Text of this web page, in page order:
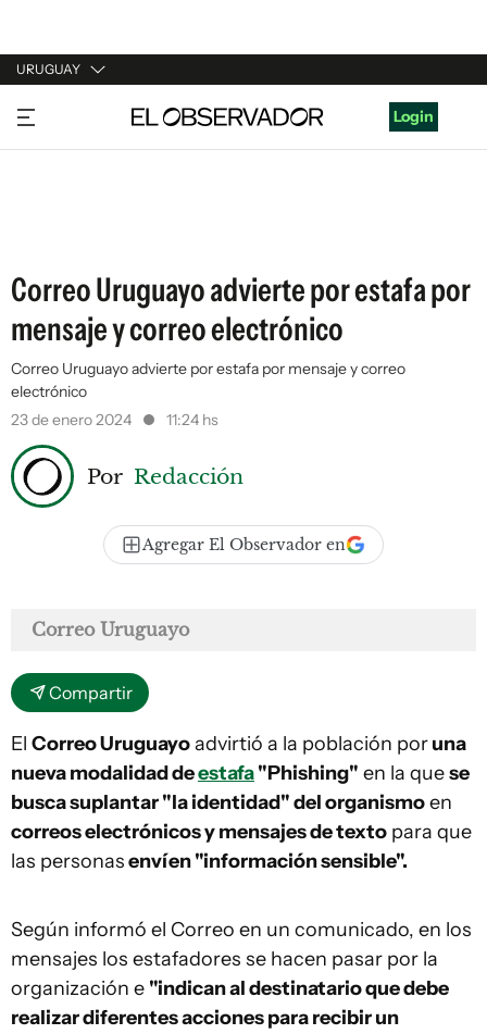
URUGUAY
URUGUAY
ARGENTINA
Login
Correo Uruguayo advierte por estafa por
mensaje y correo electrónico
Correo Uruguayo advierte por estafa por mensaje y correo
electrónico
23 de enero 2024
11:24 hs
Por Redacción
Agregar El Observador en
Correo Uruguayo
Compartir
El Correo Uruguayoadvirtió a la población poruna
nueva modalidad deestafa"Phishing" en la quese
busca suplantar "la identidad" del organismoen
correos electrónicos y mensajes de texto para que
las personasenvíen "información sensible".
Según informó el Correo en un comunicado, en los
mensajes los estafadores se hacen pasar por la
organización e "indican al destinatario que debe
realizar diferentes acciones para recibir un